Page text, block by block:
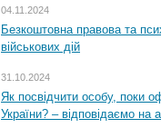
04.11.2024
Безкоштовна правова та
військових дій
31.10.2024
Як посвідчити особу, поки
України? – відповідаємо на